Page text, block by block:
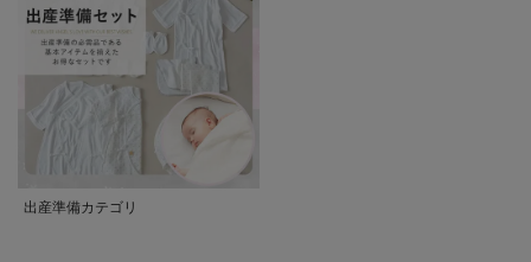
出産準備カテゴリ